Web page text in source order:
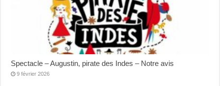
Spectacle – Augustin, pirate des Indes – Notre avis
9 février 2026